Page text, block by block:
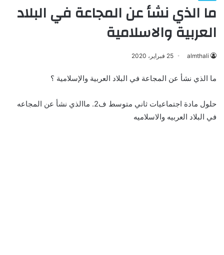
ما الذي نشأ عن المجاعة في البلاد
العربية والاسلامية
almthali 25 فبراير، 2020
ما الذي نشأ عن المجاعة في البلاد العربية والإسلامية ؟
حلول مادة اجتماعيات ثاني متوسط ف2. ماالذي نشأ عن المجاعه
في البلاد العربيه والاسلاميه